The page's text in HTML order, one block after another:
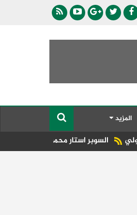
المزيد
استار محمود الدالي يحيي حفلات